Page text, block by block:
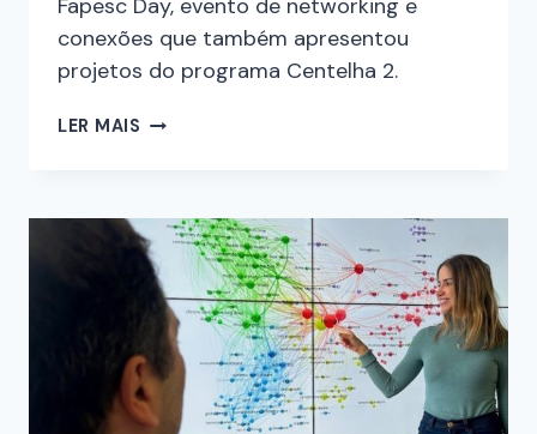
Fapesc Day, evento de networking e
conexões que também apresentou
projetos do programa Centelha 2.
LER MAIS